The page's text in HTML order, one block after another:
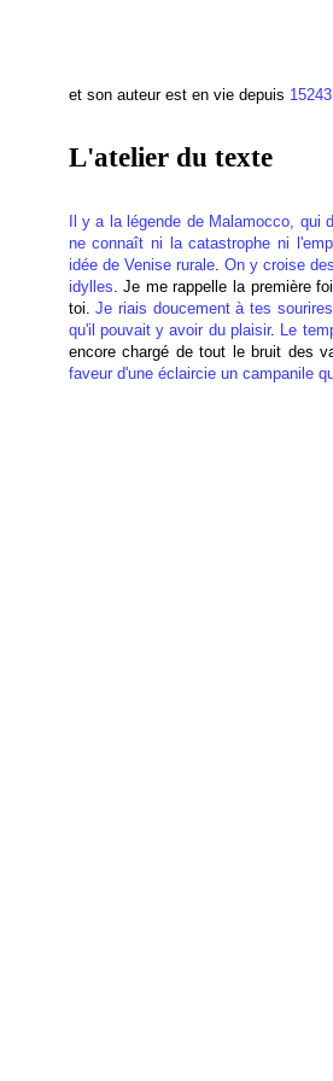
et son auteur est en vie depuis 15243
L'atelier du texte
Il y a la légende de Malamocco,
ne connaît ni la catastrophe ni
idée de Venise rurale. On y croise
idylles. Je me rappelle la première
toi.Je riais doucement à tes sourires
qu'il pouvait y avoir du plaisir. Le
encore chargé de tout le bruit des
faveur d'une éclaircie un campanile